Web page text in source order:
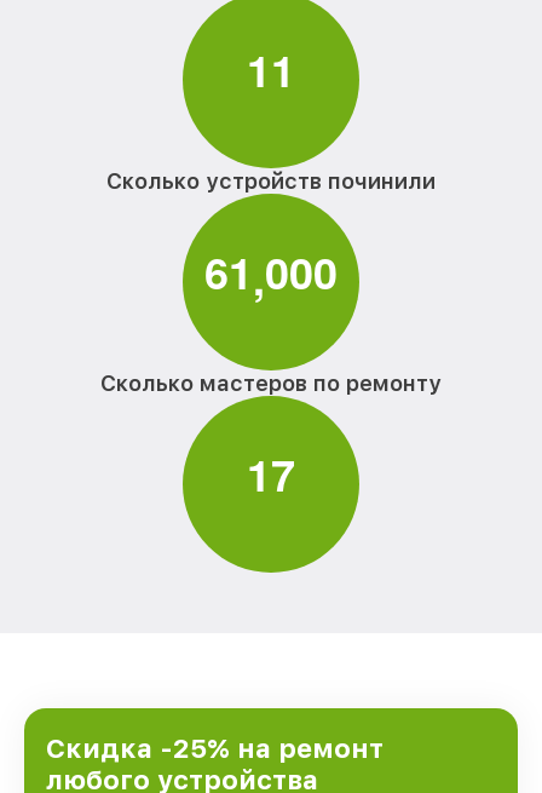
11
Сколько устройств починили
61,000
Сколько мастеров по ремонту
17
Скидка -25% на ремонт
любого устройства